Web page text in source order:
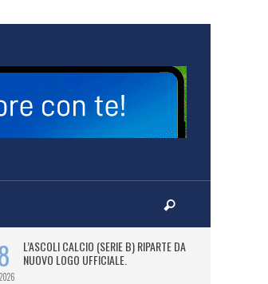
L’ASCOLI CALCIO (SERIE B) RIPARTE DAL
NUOVO LOGO UFFICIALE.